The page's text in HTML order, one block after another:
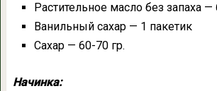
Растительное масло без запаха
Ванильный сахар — 1 пакетик
Сахар — 60-70 гр.
Начинка: